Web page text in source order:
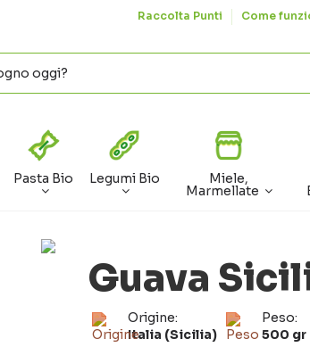
Raccolta Punti Come
Pasta Bio Legumi Bio Miele,
Marmellate
Guava
Origine:
Italia (Sicilia)
Peso:
500 gr